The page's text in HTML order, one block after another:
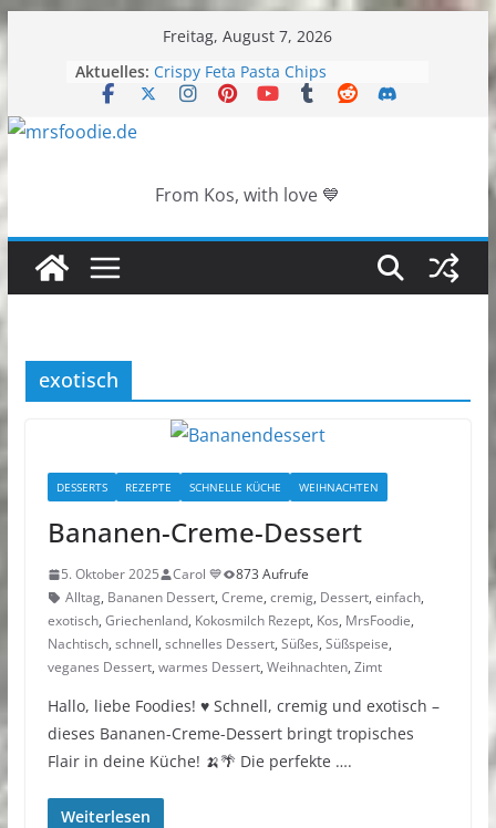
Zum
Freitag, August 7, 2026
Aktuelles: Crispy Feta Pasta Chips
Vanillecreme-Kühlschrankkuchen
Mango-Kokos-Joghurtkuchen
Zucchini-Zitronen-Käsekuchen-
From Kos, with love 💙
exotisch
DESSERTS REZEPTE SCHNELLE KÜCHE WEIHNACHTEN
Bananen-Creme-Dessert
5. Oktober 2025 Carol 💙
873 Aufrufe
Alltag, Bananen Dessert, Creme, cremig, Dessert, einfach,
exotisch, Griechenland, Kokosmilch Rezept, Kos, MrsFoodie,
Nachtisch, schnell, schnelles Dessert, Süßes, Süßspeise,
veganes Dessert, warmes Dessert, Weihnachten, Zimt
Hallo, liebe Foodies! ♥︎ Schnell, cremig und exotisch –
dieses Bananen-Creme-Dessert bringt tropisches
Flair in deine Küche! 🍌🌴 Die perfekte ….
Weiterlesen